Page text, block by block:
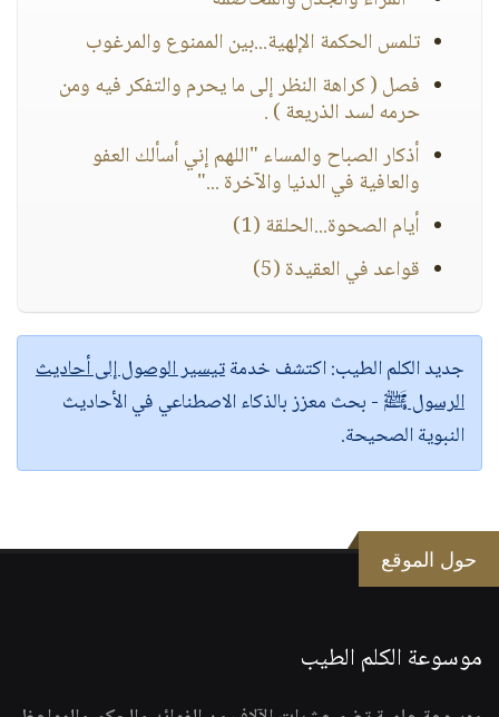
تلمس الحكمة الإلهية...بين الممنوع والمرغوب
فصل ( كراهة النظر إلى ما يحرم والتفكر فيه ومن
حرمه لسد الذريعة ) .
أذكار الصباح والمساء "اللهم إني أسألك العفو
والعافية في الدنيا والآخرة ..."
أيام الصحوة...الحلقة (1)
قواعد في العقيدة (5)
جديد الكلم الطيب:اكتشف خدمةتيسير الوصول إلى أحاديث
الرسول ﷺ - بحث معزز بالذكاء الاصطناعي في الأحاديث
النبوية الصحيحة.
حول الموقع
موسوعة الكلم الطيب